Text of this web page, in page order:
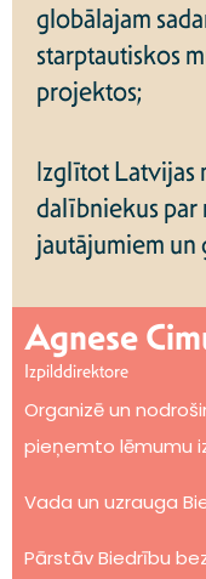
globālajam
starptautiskos
projektos;
Izglītot Latvijas
dalībniekus par
jautājumiem un
Agnese
Izpilddirektore
Organizē un
pieņemto lēmumu
Vada un uzrauga
Pārstāv Biedrību